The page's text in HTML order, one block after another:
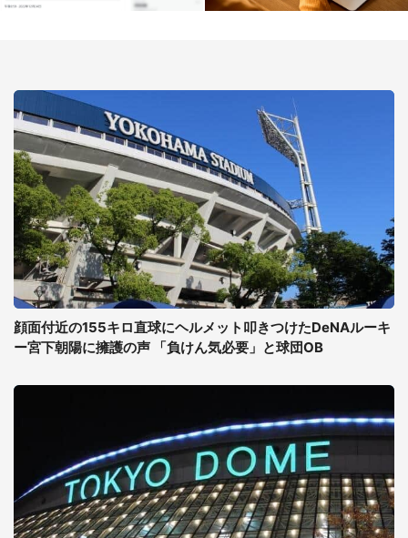
顔面付近の155キロ直球にヘルメット叩きつけたDeNAルーキ
ー宮下朝陽に擁護の声 「負けん気必要」と球団OB